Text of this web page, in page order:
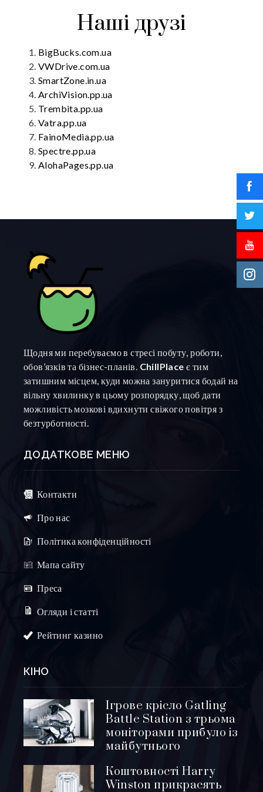
Наші друзі
BigBucks.com.ua
VWDrive.com.ua
SmartZone.in.ua
ArchiVision.pp.ua
Trembita.pp.ua
Vatra.pp.ua
FainoMedia.pp.ua
Spectre.pp.ua
AlohaPages.pp.ua
Щодня ми перебуваємо в стресі побуту, роботи,
обов’язків та бізнес-планів. ChillPlace є тим
затишним місцем, куди можна зануритися бодай на
вільну хвилинку в цьому розпорядку, щоб дати
можливість мозкові вдихнути свіжого повітря з
безтурботності.
ДОДАТКОВЕ МЕНЮ
Контакти
Про нас
Політика конфіденційності
Мапа сайту
Преса
Огляди і статті
Рейтинг казино
КІНО
Ігрове крісло Gatling
Battle Station з трьома
моніторами прибуло із
майбутнього
Коштовності Harry
Winston прикрасять